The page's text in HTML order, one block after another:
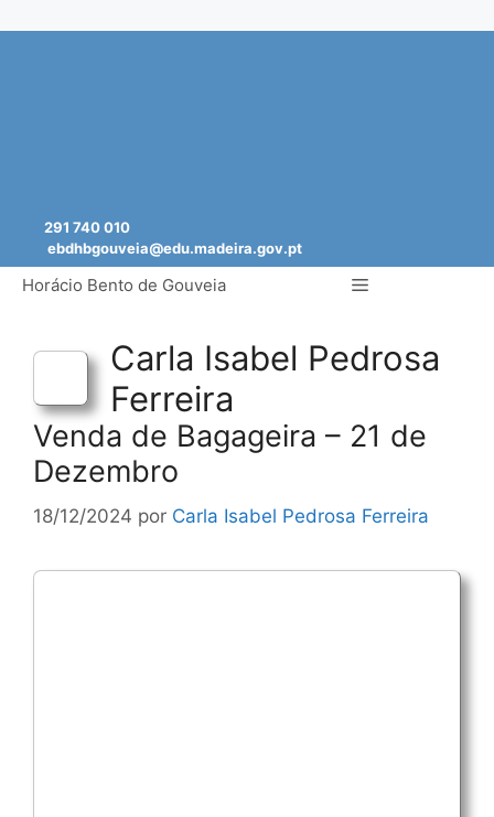
291 740 010
ebdhbgouveia@edu.madeira.gov.pt
Horácio Bento de Gouveia Menu
Carla Isabel Pedrosa
Ferreira
Venda de Bagageira – 21 de
Dezembro
18/12/2024 por Carla Isabel Pedrosa Ferreira